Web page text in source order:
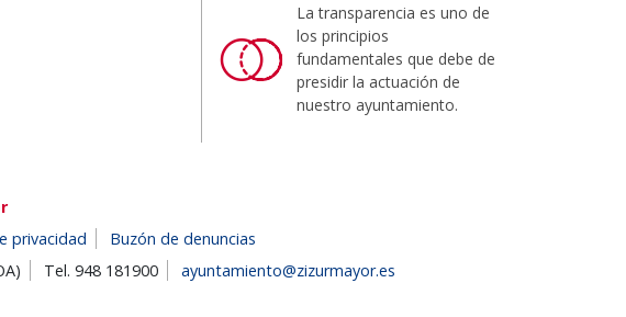
La transparencia es uno de
los principios
fundamentales que debe de
presidir la actuación de
nuestro ayuntamiento.
privacidad
Buzón de denuncias
Tel. 948 181900 ayuntamiento@zizurmayor.es